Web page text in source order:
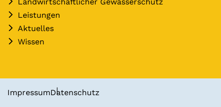
Leistungen
Aktuelles
Wissen
ImpressumDatenschutz